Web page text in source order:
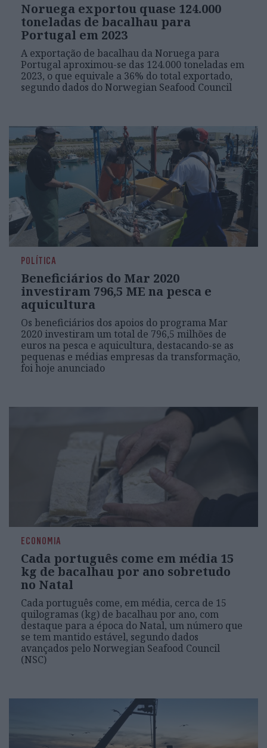
Noruega exportou quase 124.000
toneladas de bacalhau para
Portugal em 2023
A exportação de bacalhau da Noruega para
Portugal aproximou-se das 124.000 toneladas em
2023, o que equivale a 36% do total exportado,
segundo dados do Norwegian Seafood Council
POLÍTICA
Beneficiários do Mar 2020
investiram 796,5 ME na pesca e
aquicultura
Os beneficiários dos apoios do programa Mar
2020 investiram um total de 796,5 milhões de
euros na pesca e aquicultura, destacando-se as
pequenas e médias empresas da transformação,
foi hoje anunciado
ECONOMIA
Cada português come em média 15
kg de bacalhau por ano sobretudo
no Natal
Cada português come, em média, cerca de 15
quilogramas (kg) de bacalhau por ano, com
destaque para a época do Natal, um número que
se tem mantido estável, segundo dados
avançados pelo Norwegian Seafood Council
(NSC)